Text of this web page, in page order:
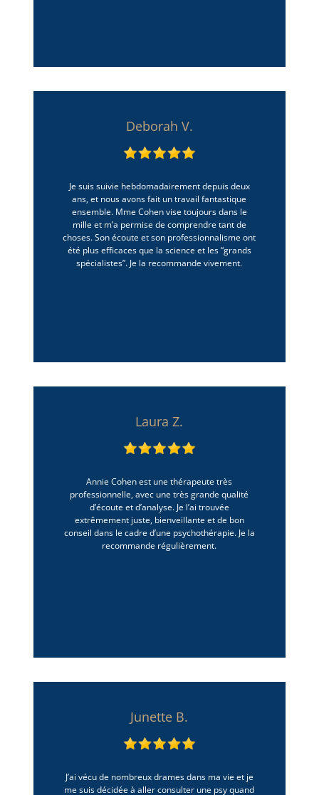
Deborah V.
Je suis suivie hebdomadairement depuis deux
ans, et nous avons fait un travail fantastique
ensemble. Mme Cohen vise toujours dans le
mille et m’a permise de comprendre tant de
choses. Son écoute et son professionnalisme ont
été plus efficaces que la science et les “grands
spécialistes”. Je la recommande vivement.
Laura Z.
Annie Cohen est une thérapeute très
professionnelle, avec une très grande qualité
d’écoute et d’analyse. Je l’ai trouvée
extrêmement juste, bienveillante et de bon
conseil dans le cadre d’une psychothérapie. Je la
recommande régulièrement.
Junette B.
J’ai vécu de nombreux drames dans ma vie et je
me suis décidée à aller consulter une psy quand